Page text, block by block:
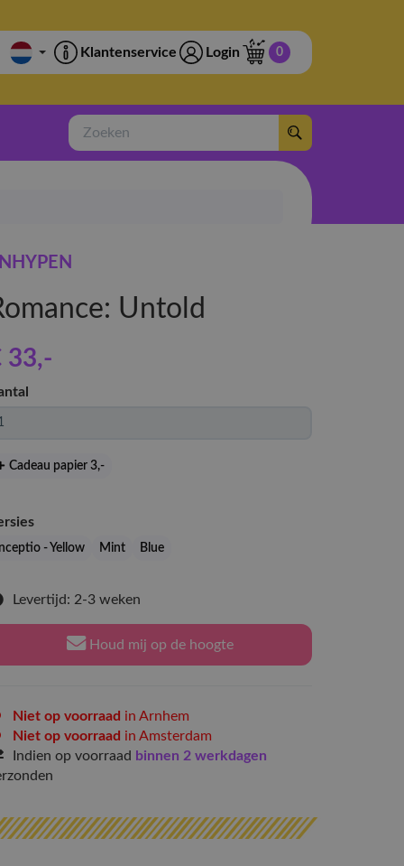
Klantenservice Login 0
Zoeken
Untold
33,-
Cadeau papier 3,-
Inceptio - Yellow Mint Blue
Levertijd: 2-3 weken
Houd mij op de hoogte
Niet op voorraad in Arnhem
Niet op voorraad in Amsterdam
Indien op voorraad binnen 2 werkdagen